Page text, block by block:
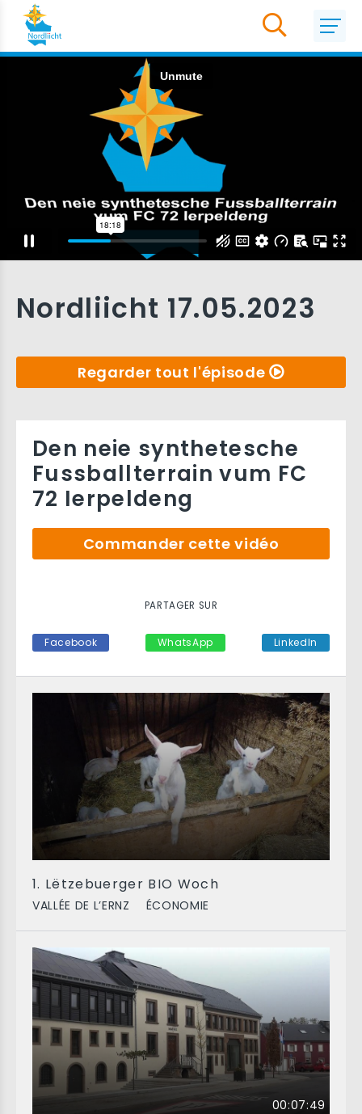
Nordliicht 17.05.2023
Regarder tout l'épisode
1. Lëtzebuerger BIO Woch
VALLÉE DE L’ERNZ ÉCONOMIE
00:07:49
Den neie synthetesche
Fussballterrain vum FC
72 Ierpeldeng
Commander cette vidéo
PARTAGER SUR
Facebook WhatsApp LinkedIn